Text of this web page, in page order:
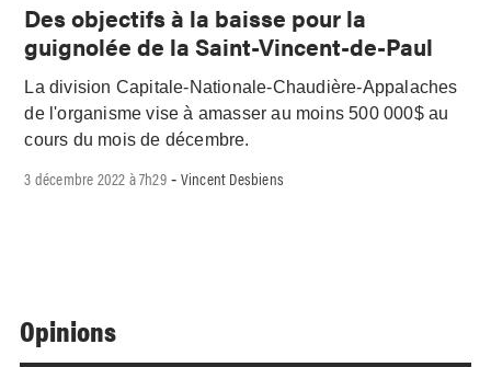
Des objectifs à la baisse pour la
guignolée de la Saint-Vincent-de-Paul
La division Capitale-Nationale-Chaudière-Appalaches
de l'organisme vise à amasser au moins 500 000$ au
cours du mois de décembre.
3 décembre 2022 à 7h29- Vincent Desbiens
Opinions